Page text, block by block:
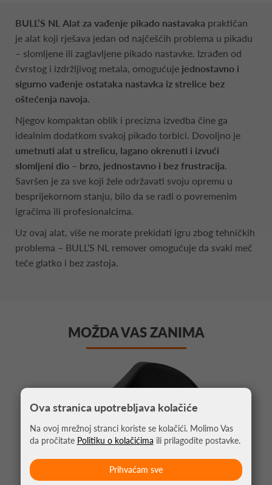
BULL’S NL Alat za vađenje pikado nastavaka praktičan
je alat koji rješava jedan od najčešćih problema u pikadu
– slomljene ili zaglavljene pikado nastavke. Izrađen od
čvrstog i izdržljivog metala, omogućuje jednostavno i
sigurno vađenje ostataka nastavka iz strelice bez
oštećenja navoja.
Njegov kompaktan oblik i precizna izvedba čine ga
idealnim dodatkom svakoj pikado torbici. Dovoljno je
umetnuti alat u strelicu, lagano okrenuti i izvući
slomljeni dio – brzo, jednostavno i bez frustracija.
Savršen je za sve koji žele održavati svoju opremu u
besprijekornom stanju, bilo da se radi o povremenim
igračima ili profesionalcima.
Uz ovaj alat, više ne morate prekidati igru zbog tehničkih
problema – BULL’S NL remover omogućuje da svaki meč
teče glatko i bez zastoja.
MOŽDA VAS ZANIMA
Ova stranica upotrebljava kolačiće
Na ovoj mrežnoj stranci koriste se kolačići. Molimo Vas
da pročitate Politiku o kolačićima ili prilagodite postavke.
Prihvaćam sve